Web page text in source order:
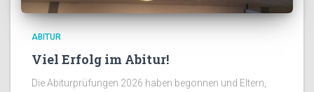
ABITUR
Viel Erfolg im Abitur!
Die Abiturprüfungen 2026 haben begonnen und Eltern,